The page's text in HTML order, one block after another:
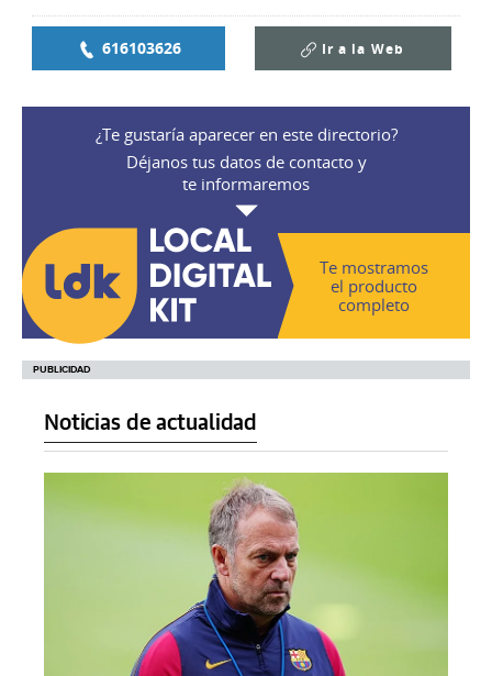
616103626 Ir a la Web
¿Te gustaría aparecer en este directorio?
Déjanos tus datos de contacto y
te informaremos
Te mostramos
el producto
completo
Noticias de actualidad